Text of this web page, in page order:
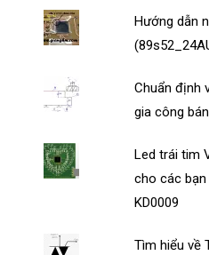
Hướng dẫn
Chuẩn định
gia công
Led trái tim
cho các bạn
KD0009
Tìm hiểu về